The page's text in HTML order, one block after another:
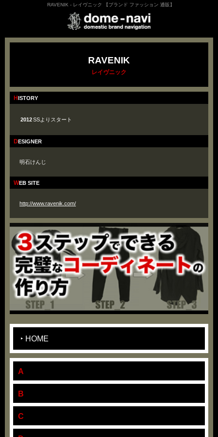
RAVENIK - レイヴニック 【ブランド ファッション 通販】
RAVENIK
レイヴニック
HISTORY
2012SSよりスタート
DESIGNER
明石けんじ
WEB SITE
http://www.ravenik.com/
HOME
A
B
C